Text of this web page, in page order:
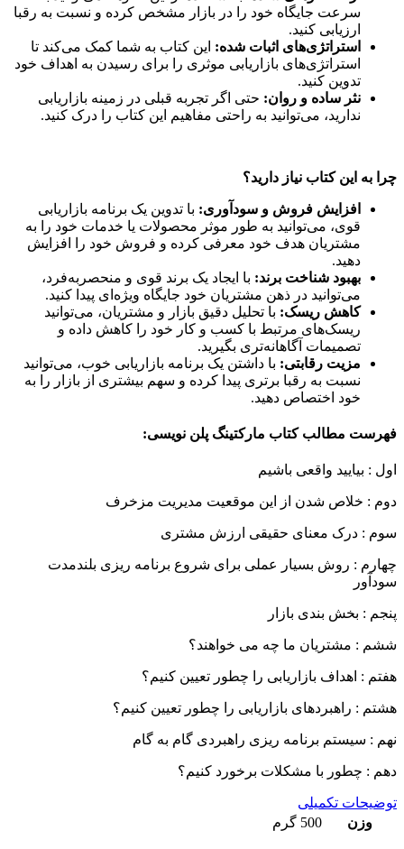
سرعت جایگاه خود را در بازار مشخص کرده و نسبت به رقبا
ارزیابی کنید.
استراتژی‌های اثبات شده: این کتاب به شما کمک می‌کند تا
استراتژی‌های بازاریابی موثری را برای رسیدن به اهداف خود
تدوین کنید.
نثر ساده و روان: حتی اگر تجربه قبلی در زمینه بازاریابی
ندارید، می‌توانید به راحتی مفاهیم این کتاب را درک کنید.
چرا به این کتاب نیاز دارید؟
افزایش فروش و سودآوری: با تدوین یک برنامه بازاریابی
قوی، می‌توانید به طور موثر محصولات یا خدمات خود را به
مشتریان هدف خود معرفی کرده و فروش خود را افزایش
دهید.
بهبود شناخت برند: با ایجاد یک برند قوی و منحصربه‌فرد،
می‌توانید در ذهن مشتریان خود جایگاه ویژه‌ای پیدا کنید.
کاهش ریسک: با تحلیل دقیق بازار و مشتریان، می‌توانید
ریسک‌های مرتبط با کسب و کار خود را کاهش داده و
تصمیمات آگاهانه‌تری بگیرید.
مزیت رقابتی: با داشتن یک برنامه بازاریابی خوب، می‌توانید
نسبت به رقبا برتری پیدا کرده و سهم بیشتری از بازار را به
خود اختصاص دهید.
فهرست مطالب کتاب مارکتینگ پلن نویسی:
اول : بیایید واقعی باشیم
دوم : خلاص شدن از این موقعیت مدیریت مزخرف
سوم : درک معنای حقیقی ارزش مشتری
چهارم : روش بسیار عملی برای شروع برنامه ریزی بلندمدت
سودآور
پنجم : بخش بندی بازار
ششم : مشتریان ما چه می خواهند؟
هفتم : اهداف بازاریابی را چطور تعیین کنیم؟
هشتم : راهبردهای بازاریابی را چطور تعیین کنیم؟
نهم : سیستم برنامه ریزی راهبردی گام به گام
دهم : چطور با مشکلات برخورد کنیم؟
توضیحات تکمیلی
وزن
500 گرم